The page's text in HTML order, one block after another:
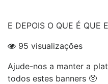
E DEPOIS O QUE É QUE
95 visualizações
Ajude-nos a manter a
todos estes banners 🥺